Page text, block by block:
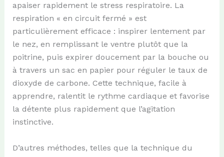
apaiser rapidement le stress respiratoire. La
respiration « en circuit fermé » est
particulièrement efficace : inspirer lentement par
le nez, en remplissant le ventre plutôt que la
poitrine, puis expirer doucement par la bouche ou
à travers un sac en papier pour réguler le taux de
dioxyde de carbone. Cette technique, facile à
apprendre, ralentit le rythme cardiaque et favorise
la détente plus rapidement que l’agitation
instinctive.
D’autres méthodes, telles que la technique du